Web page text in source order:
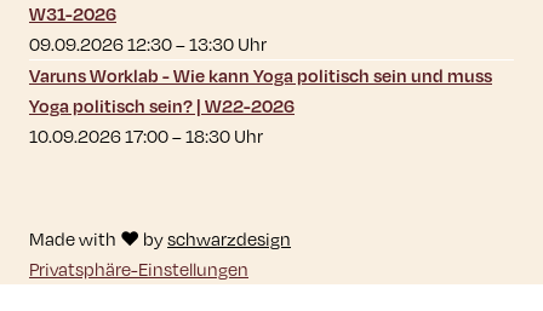
W31-2026
09.09.2026 12:30–13:30Uhr
Varuns Worklab - Wie kann Yoga politisch sein und muss
Yoga politisch sein? | W22-2026
10.09.2026 17:00–18:30Uhr
Made with ♥ byschwarzdesign
Privatsphäre-Einstellungen